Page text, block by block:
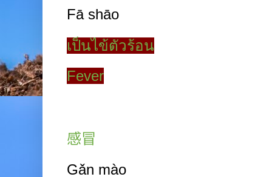
Fā shāo
เป็นไข้ตัวร้อน
Fever
感冒
Gǎn mào